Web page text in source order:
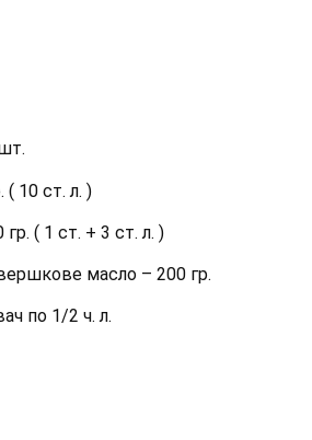
( 10 ст. л. )
( 1 ст. + 3 ст. л. )
масло – 200 гр.
по 1/2 ч. л.